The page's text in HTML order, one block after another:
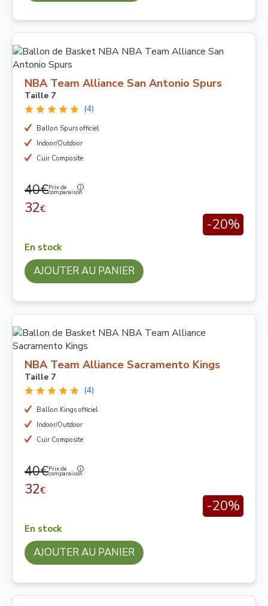
NBA Team Alliance San Antonio Spurs
Taille 7
(4)
Ballon Spurs officiel
Indoor/Outdoor
Cuir Composite
40€Prix de
comparaison
32€
-20%
En stock
AJOUTER AU PANIER
NBA Team Alliance Sacramento Kings
Taille 7
(4)
Ballon Kings officiel
Indoor/Outdoor
Cuir Composite
40€Prix de
comparaison
32€
-20%
En stock
AJOUTER AU PANIER